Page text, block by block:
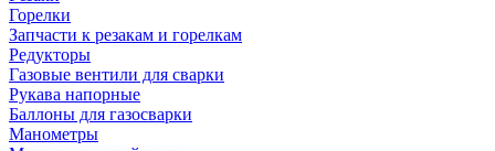
Горелки
Запчасти к резакам и горелкам
Редукторы
Газовые вентили для сварки
Рукава напорные
Баллоны для газосварки
Манометры